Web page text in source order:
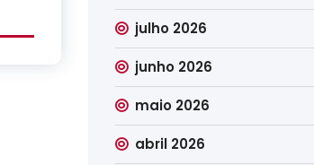
julho 2026
junho 2026
maio 2026
abril 2026